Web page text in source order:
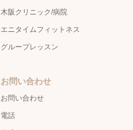
木阪クリニック/病院
エニタイムフィットネス
グループレッスン
お問い合わせ
お問い合わせ
電話